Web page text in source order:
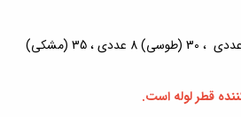
سایر بندی : 25 (آبی) 10 عددی ، 30 (طوسی) 8 عددی ، 35 (مشکی)
قطر لوله است.